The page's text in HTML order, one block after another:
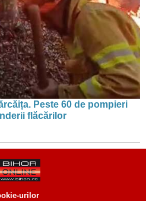
Peste 60 de pompieri
flăcărilor
urilor